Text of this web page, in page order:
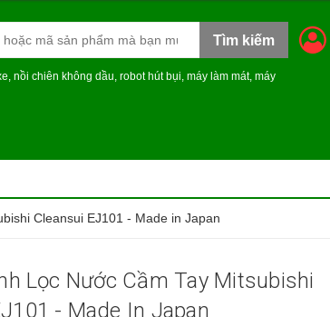
Tìm kiếm
, nồi chiên không dầu, robot hút bụi, máy làm mát, máy
Cleansui EJ101 - Made in Japan
Lọc Nước Cầm Tay Mitsubishi
- Made In Japan